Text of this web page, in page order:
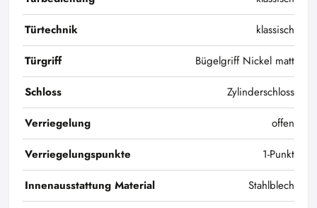
Türtechnik
klassisch
Türgriff
Bügelgriff Nickel matt
Schloss
Zylinderschloss
Verriegelung
offen
Verriegelungspunkte
1-Punkt
Innenausstattung Material
Stahlblech